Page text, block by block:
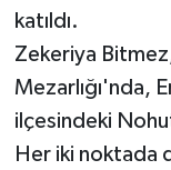
katıldı.
Zekeriya
Mezarlığı'nda,
ilçesindeki
Her iki noktada